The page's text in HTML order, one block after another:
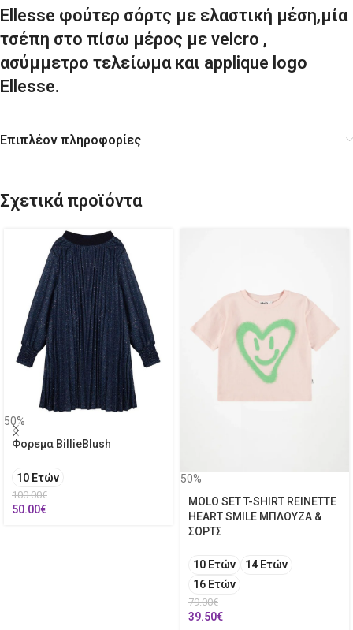
Ellesse φούτερ σόρτς με ελαστική μέση,μία
τσέπη στο πίσω μέρος με velcro ,
ασύμμετρο τελείωμα και applique logo
Ellesse.
Επιπλέον πληροφορίες
Σχετικά προϊόντα
50%
Φορεμα BillieBlush
10 Ετών
100.00€
50.00€
50%
MOLO SET T-SHIRT REINETTE
HEART SMILE ΜΠΛΟΥΖΑ &
ΣΟΡΤΣ
10 Ετών
14 Ετών
16 Ετών
79.00€
39.50€